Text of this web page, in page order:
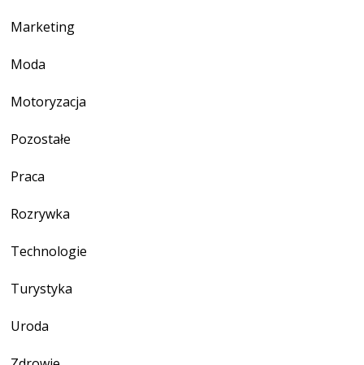
Marketing
Moda
Motoryzacja
Pozostałe
Praca
Rozrywka
Technologie
Turystyka
Uroda